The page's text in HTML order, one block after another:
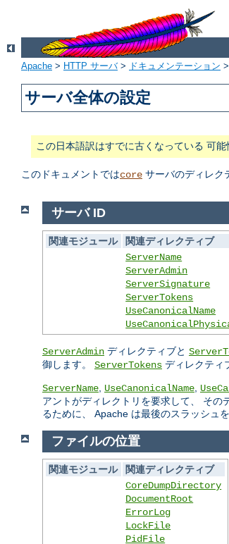
Apache > HTTP サーバ> ドキュメンテーション >
サーバ全体の設定
この日本語訳はすでに古くなっている 可
このドキュメントではcore サーバのディレク
サーバ ID
関連モジュール
関連ディレクティブ
ServerName
ServerAdmin
ServerSignature
ServerTokens
UseCanonicalName
ServerAdmin ディレクティブと
御します。 ServerTokens ディレクティ
ServerName UseCanonicalName
アントがディレクトリを要求して、 そ
るために、 Apache は最後のスラッシュ
ファイルの位置
関連モジュール
関連ディレクティブ
CoreDumpDirectory
DocumentRoot
ErrorLog
LockFile
PidFile